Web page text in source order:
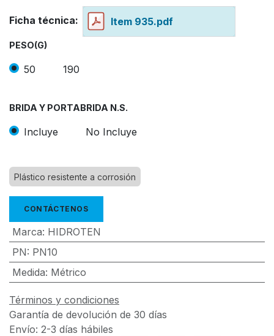
Ficha técnica: Item 935.pdf
PESO(G)
50 190
BRIDA Y PORTABRIDA N.S.
Incluye No Incluye
Plástico resistente a corrosión
CONTÁCTENOS
Marca: HIDROTEN
PN: PN10
Medida: Métrico
Términos y condiciones
Garantía de devolución de 30 días
Envío: 2-3 días hábiles